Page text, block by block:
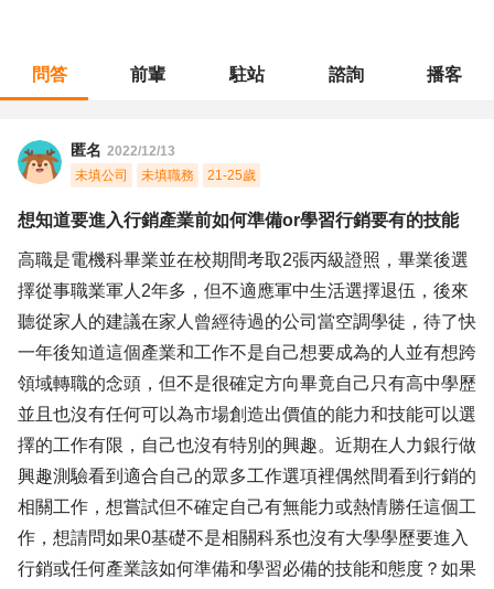
問答 前輩 駐站 諮詢 播客
匿名 2022/12/13
未填公司
未填職務 21-25歲
想知道要進入行銷產業前如何準備or學習行銷要有的技能
高職是電機科畢業並在校期間考取2張丙級證照，畢業後選
擇從事職業軍人2年多，但不適應軍中生活選擇退伍，後來
聽從家人的建議在家人曾經待過的公司當空調學徒，待了快
一年後知道這個產業和工作不是自己想要成為的人並有想跨
領域轉職的念頭，但不是很確定方向畢竟自己只有高中學歷
並且也沒有任何可以為市場創造出價值的能力和技能可以選
擇的工作有限，自己也沒有特別的興趣。近期在人力銀行做
興趣測驗看到適合自己的眾多工作選項裡偶然間看到行銷的
相關工作，想嘗試但不確定自己有無能力或熱情勝任這個工
作，想請問如果0基礎不是相關科系也沒有大學學歷要進入
行銷或任何產業該如何準備和學習必備的技能和態度？如果